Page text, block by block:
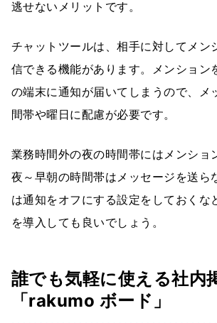
逃せないメリットです。
チャットツールは、相手に対してメン
信できる機能があります。メンション
の端末に通知が届いてしまうので、メ
間帯や曜日に配慮が必要です。
業務時間外の夜の時間帯にはメンショ
夜～早朝の時間帯はメッセージを送ら
は通知をオフにする設定をしておくな
を導入しても良いでしょう。
誰でも気軽に使える社内
「rakumo ボード」